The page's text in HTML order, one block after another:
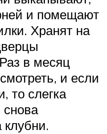
и помещают
Хранят на
в месяц
и если
то слегка
клубни.